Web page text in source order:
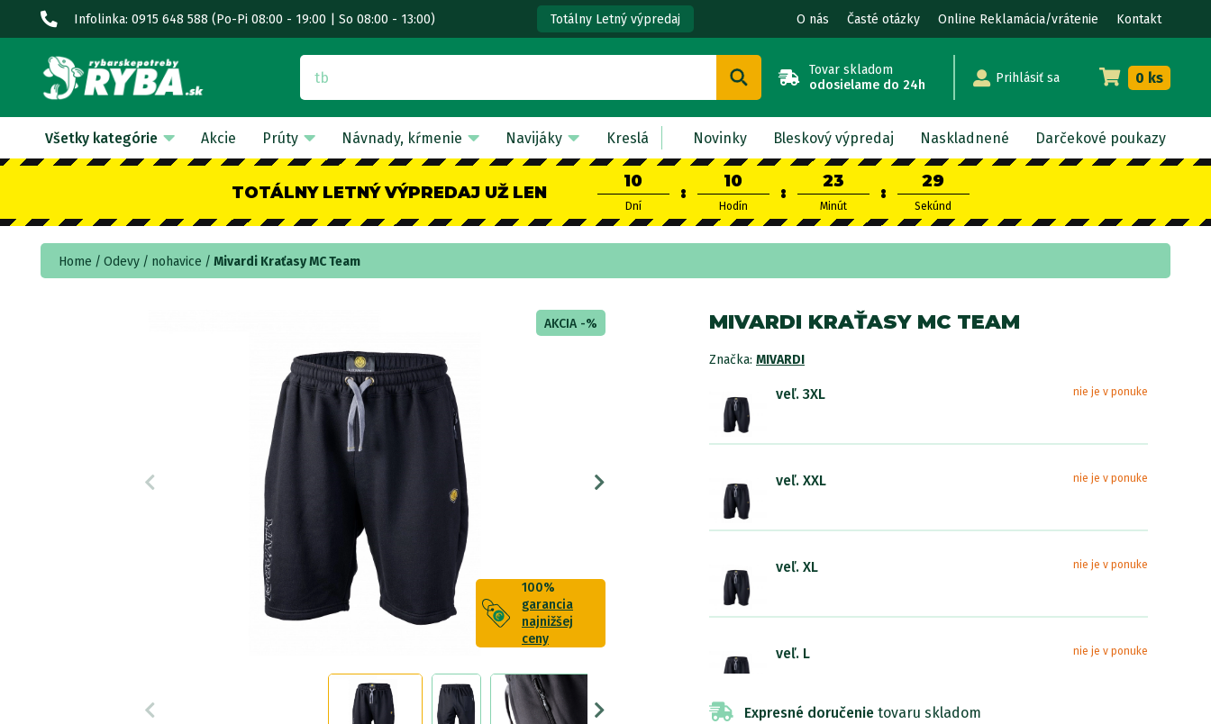
Infolinka: 0915 648 588 (Po-Pi 08:00 - 19:00 | So 08:00 - 13:00) Totálny Letný výpredaj O nás Časté otázky Online Reklamácia/vrátenie Kontakt
Tovar skladom
odosielame do 24h
Prihlásiť sa 0 ks
Všetky kategórie Akcie Prúty Návnady, kŕmenie Navijáky Kreslá Novinky Bleskový výpredaj Naskladnené Darčekové poukazy
TOTÁLNY LETNÝ VÝPREDAJ UŽ LEN
10
Dní
:
10
Hodín
:
23
Minút
:
28
Sekúnd
Home Odevy nohavice Mivardi Kraťasy MC Team
AKCIA -%
100%
garancia
najnižšej
ceny
MIVARDI KRAŤASY MC TEAM
Značka: MIVARDI
veľ. 3XL nie je v ponuke
veľ. XXL nie je v ponuke
veľ. XL nie je v ponuke
veľ. L nie je v ponuke
Expresné doručenie tovaru skladom